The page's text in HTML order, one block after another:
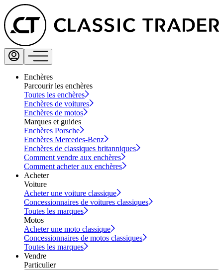
Enchères
Parcourir les enchères
Toutes les enchères
Enchères de voitures
Enchères de motos
Marques et guides
Enchères Porsche
Enchères Mercedes-Benz
Enchères de classiques britanniques
Comment vendre aux enchères
Comment acheter aux enchères
Acheter
Voiture
Acheter une voiture classique
Concessionnaires de voitures classiques
Toutes les marques
Motos
Acheter une moto classique
Concessionnaires de motos classiques
Toutes les marques
Vendre
Particulier